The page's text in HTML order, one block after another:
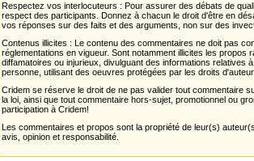
Respectez vos interlocuteurs : Pour assurer des débats de
respect des participants. Donnez à chacun le droit d'être en
vos réponses sur des faits et des arguments, non sur des
Contenus illicites : Le contenu des commentaires ne doit pas
réglementations en vigueur. Sont notamment illicites les propos
diffamatoires ou injurieux, divulguant des informations relatives
personne, utilisant des oeuvres protégées par les droits
Cridem se réserve le droit de ne pas valider tout commentaire
la loi, ainsi que tout commentaire hors-sujet, promotionnel ou
participation à Cridem!
Les commentaires et propos sont la propriété de leur(s)
avis, opinion et responsabilité.